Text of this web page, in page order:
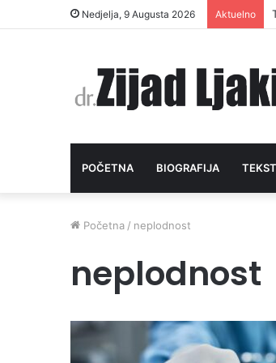
Nedjelja, 9 Augusta 2026 Aktuelno
POČETNA BIOGRAFIJA
Početna / neplodnost
neplodnost